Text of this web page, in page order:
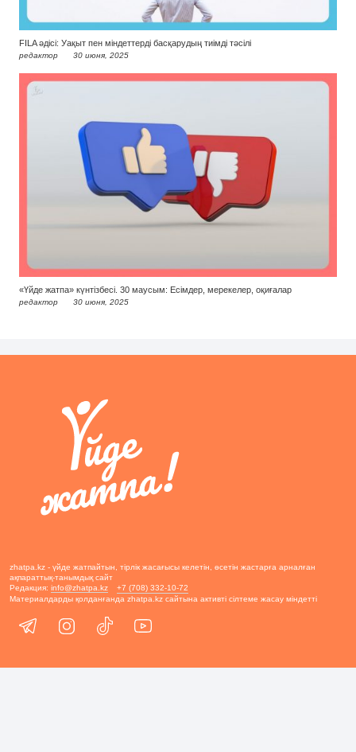
FILA әдісі: Уақыт пен міндеттерді басқарудың тиімді тәсілі
редактор 30 июня, 2025
«Үйде жатпа» күнтізбесі. 30 маусым: Есімдер, мерекелер, оқиғалар
редактор 30 июня, 2025
zhatpa.kz - үйде жатпайтын, тірлік жасағысы келетін, өсетін жастарға арналған
ақпараттық-танымдық сайт
Редакция: info@zhatpa.kz
+7 (708) 332-10-72
Материалдарды қолданғанда zhatpa.kz сайтына активті сілтеме жасау міндетті